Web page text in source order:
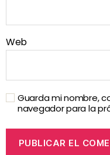
Web
Guarda mi nombre,
navegador para la